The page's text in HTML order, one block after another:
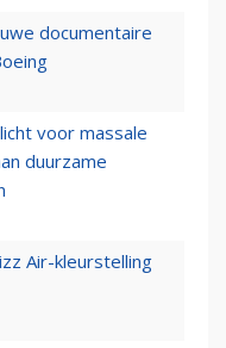
documentaire
voor massale
duurzame
Air-kleurstelling